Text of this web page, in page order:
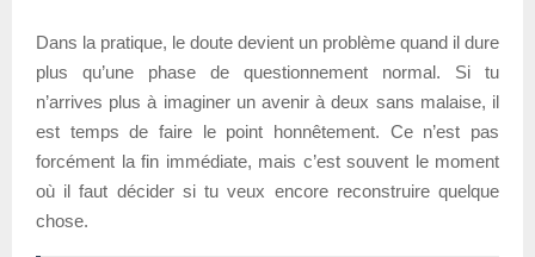
Dans la pratique, le doute devient un problème quand il dure
plus qu’une phase de questionnement normal. Si tu
n’arrives plus à imaginer un avenir à deux sans malaise, il
est temps de faire le point honnêtement. Ce n’est pas
forcément la fin immédiate, mais c’est souvent le moment
où il faut décider si tu veux encore reconstruire quelque
chose.